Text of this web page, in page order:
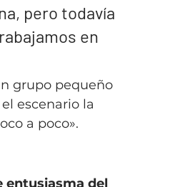
pero todavía
en
grupo pequeño
escenario la
a poco».
entusiasma del